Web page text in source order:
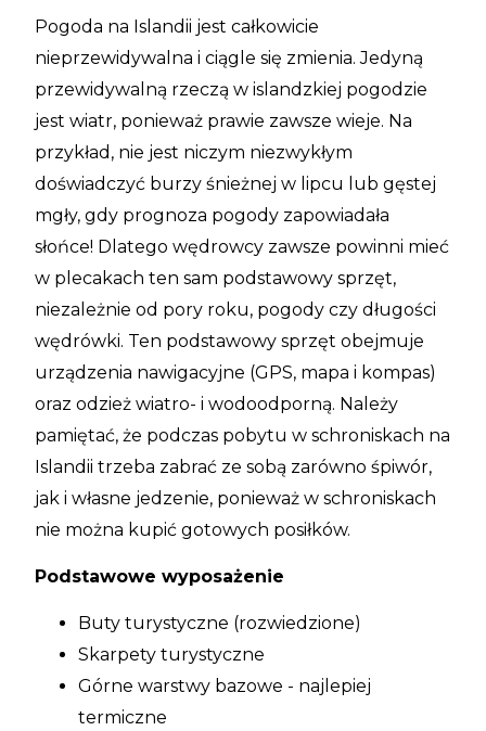
Pogoda na Islandii jest całkowicie
nieprzewidywalna i ciągle się zmienia. Jedyną
przewidywalną rzeczą w islandzkiej pogodzie
jest wiatr, ponieważ prawie zawsze wieje. Na
przykład, nie jest niczym niezwykłym
doświadczyć burzy śnieżnej w lipcu lub gęstej
mgły, gdy prognoza pogody zapowiadała
słońce! Dlatego wędrowcy zawsze powinni mieć
w plecakach ten sam podstawowy sprzęt,
niezależnie od pory roku, pogody czy długości
wędrówki. Ten podstawowy sprzęt obejmuje
urządzenia nawigacyjne (GPS, mapa i kompas)
oraz odzież wiatro- i wodoodporną. Należy
pamiętać, że podczas pobytu w schroniskach na
Islandii trzeba zabrać ze sobą zarówno śpiwór,
jak i własne jedzenie, ponieważ w schroniskach
nie można kupić gotowych posiłków.
Podstawowe wyposażenie
Buty turystyczne (rozwiedzione)
Skarpety turystyczne
Górne warstwy bazowe - najlepiej
termiczne